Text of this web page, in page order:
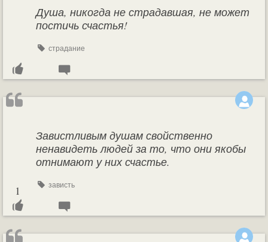
Душа, никогда не страдавшая, не может
постичь счастья!
страдание
Завистливым душам свойственно
ненавидеть людей за то, что они якобы
отнимают у них счастье.
зависть
1